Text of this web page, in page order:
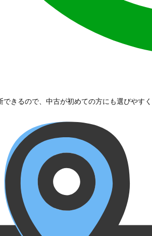
できるので、中古が初めての方にも選びやす